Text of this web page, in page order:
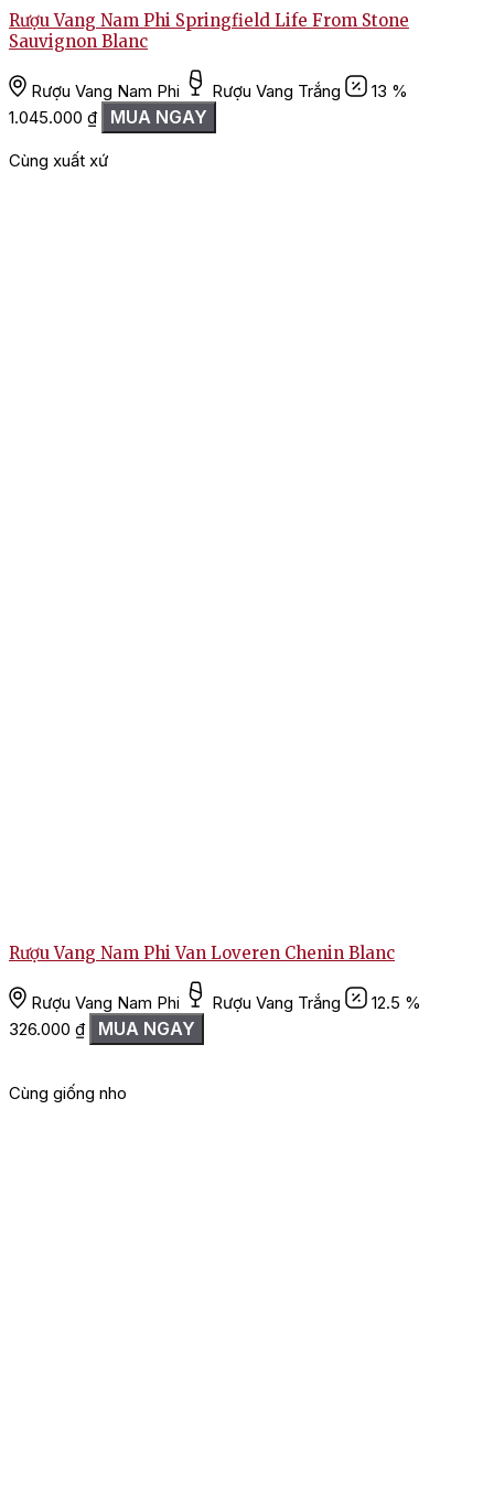
Rượu Vang Nam Phi Springfield Life From Stone
Sauvignon Blanc
Rượu Vang Nam Phi Rượu Vang Trắng
13 %
1.045.000 ₫ MUA NGAY
Cùng xuất xứ
Rượu Vang Nam Phi Van Loveren Chenin Blanc
Rượu Vang Nam Phi Rượu Vang Trắng
12.5 %
326.000 ₫ MUA NGAY
Cùng giống nho